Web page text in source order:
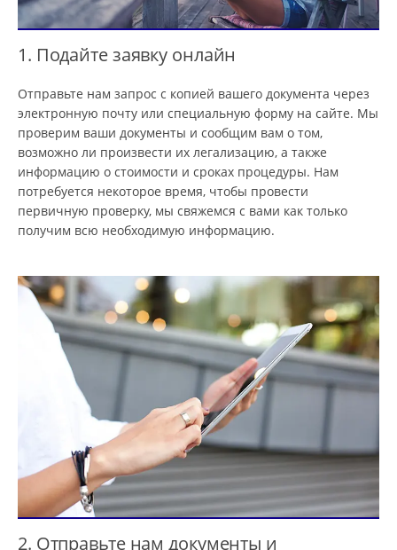
1. Подайте заявку онлайн
Отправьте нам запрос с копией вашего документа через
электронную почту или специальную форму на сайте. Мы
проверим ваши документы и сообщим вам о том,
возможно ли произвести их легализацию, а также
информацию о стоимости и сроках процедуры. Нам
потребуется некоторое время, чтобы провести
первичную проверку, мы свяжемся с вами как только
получим всю необходимую информацию.
2. Отправьте нам документы и